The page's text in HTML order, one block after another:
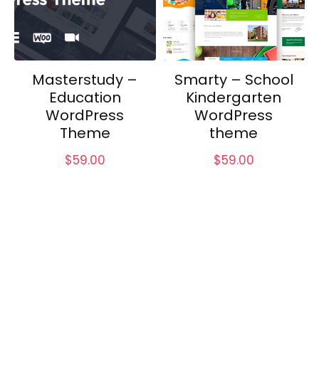
Masterstudy –
Education
WordPress
Theme
$59.00
Smarty – School
Kindergarten
WordPress
theme
$59.00